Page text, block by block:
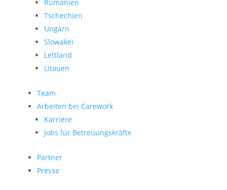
Rumänien
Tschechien
Ungarn
Slowakei
Lettland
Litauen
Team
Arbeiten bei Carework
Karriere
Jobs für Betreuungskräfte
Partner
Presse